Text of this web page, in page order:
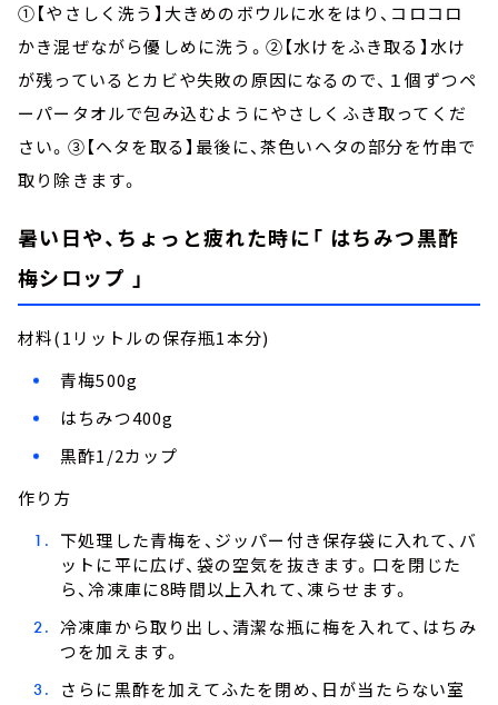
①【やさしく洗う】大きめのボウルに水をはり、コロコロ
かき混ぜながら優しめに洗う。②【水けをふき取る】水け
が残っているとカビや失敗の原因になるので、１個ずつペ
ーパータオルで包み込むようにやさしくふき取ってくだ
さい。③【ヘタを取る】最後に、茶色いヘタの部分を竹串で
取り除きます。
暑い日や、ちょっと疲れた時に「 はちみつ黒酢
梅シロップ 」
材料(1リットルの保存瓶1本分)
青梅500g
はちみつ400g
黒酢1/2カップ
作り方
下処理した青梅を、ジッパー付き保存袋に入れて、バ
ットに平に広げ、袋の空気を抜きます。口を閉じた
ら、冷凍庫に8時間以上入れて、凍らせます。
冷凍庫から取り出し、清潔な瓶に梅を入れて、はちみ
つを加えます。
さらに黒酢を加えてふたを閉め、日が当たらない室